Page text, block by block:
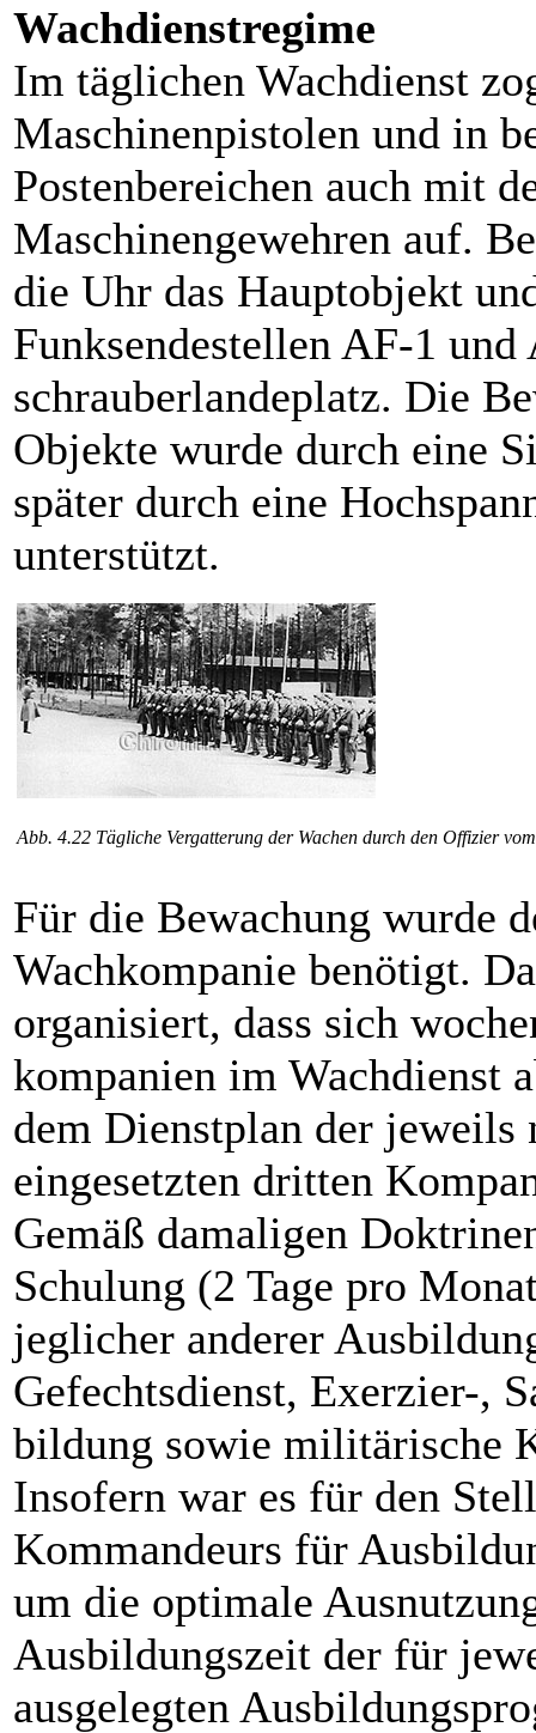
Wachdienstregime
Im täglichen Wachdienst
Maschinenpistolen und in
Postenbereichen auch mit
Maschinengewehren auf.
die Uhr das Hauptobjekt
Funksendestellen AF-1
schrau­berlandeplatz. Die
Objekte wurde durch eine
später durch eine
unterstützt.
Abb. 4.22 Tägliche Vergatterung der Wachen durch den Offizier
Für die Bewachung wurde
Wachkompanie benötigt.
organisiert, dass sich
kompanien im Wachdienst
dem Dienstplan der jeweils
eingesetzten dritten
Gemäß damaligen
Schulung (2 Tage pro
jeglicher anderer
Gefechtsdienst, Exerzier-,
bil­dung sowie militärische
Insofern war es für den
Kommandeurs für
um die optimale
Ausbildungszeit der für
ausgelegten